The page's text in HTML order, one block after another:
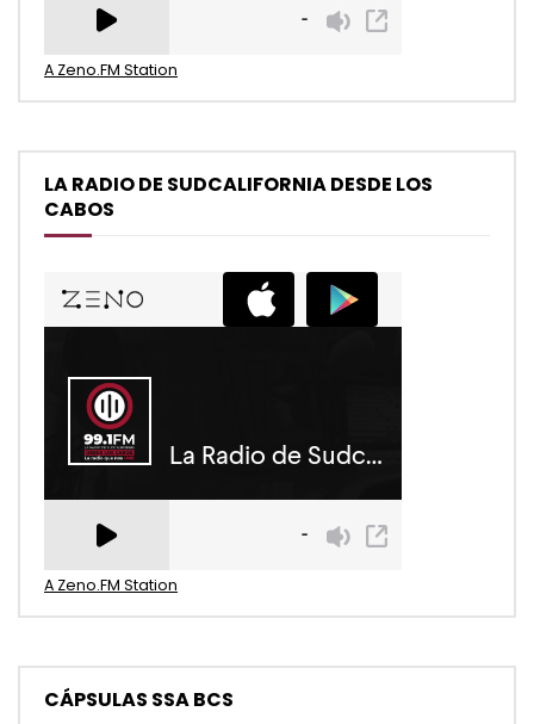
A Zeno.FM Station
LA RADIO DE SUDCALIFORNIA DESDE LOS
CABOS
A Zeno.FM Station
CÁPSULAS SSA BCS